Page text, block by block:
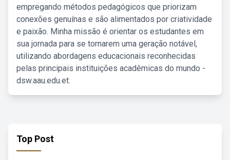
empregando métodos pedagógicos que priorizam
conexões genuínas e são alimentados por criatividade
e paixão. Minha missão é orientar os estudantes em
sua jornada para se tornarem uma geração notável,
utilizando abordagens educacionais reconhecidas
pelas principais instituições acadêmicas do mundo -
dsw.aau.edu.et.
Top Post